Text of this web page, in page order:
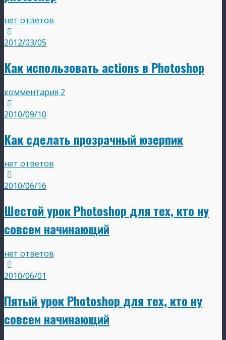
нет ответов
2012/03/05
Как использовать actions в Photoshop
комментария 2
2010/09/10
Как сделать прозрачный юзерпик
нет ответов
2010/06/16
Шестой урок Photoshop для тех, кто ну
совсем начинающий
нет ответов
2010/06/01
Пятый урок Photoshop для тех, кто ну
совсем начинающий